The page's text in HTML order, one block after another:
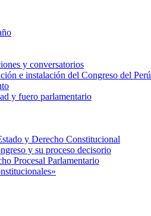
y conversatorios
e instalación del Congreso del Perú
y fuero parlamentario
y Derecho Constitucional
y su proceso decisorio
Procesal Parlamentario